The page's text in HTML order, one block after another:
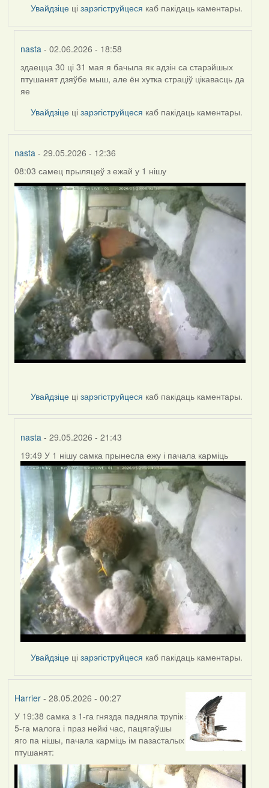
Увайдзіце цізарэгіструйцеся каб пакідаць каментары.
nasta - 02.06.2026 - 18:58
In
reply
to
здаецца 30 ці 31 мая я бачыла як адзін са старэйшых
птушанят дзяўбе мыш, але ён хутка страціў цікавасць да
яе
Увайдзіце цізарэгіструйцеся каб пакідаць каментары.
nasta - 29.05.2026 - 12:36
08:03 самец прыляцеў з ежай у 1 нішу
Увайдзіце цізарэгіструйцеся каб пакідаць каментары.
nasta - 29.05.2026 - 21:43
In
reply
by
nasta
19:49 У 1 нішу самка прынесла ежу і пачала карміць
Увайдзіце цізарэгіструйцеся каб пакідаць каментары.
Harrier- 28.05.2026 - 00:27
У 19:38 самка з 1-га гнязда падняла трупік
5-га малога і праз нейкі час, пацягаўшы
яго па нішы, пачала карміць ім пазасталых
птушанят: